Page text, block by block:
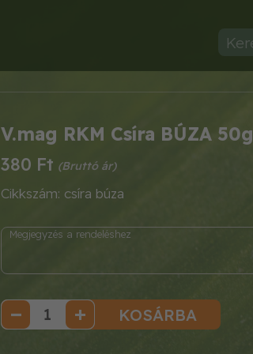
V.mag RKM Csíra BÚZA 50g
380 Ft
Cikkszám: csíra búza
KOSÁRBA